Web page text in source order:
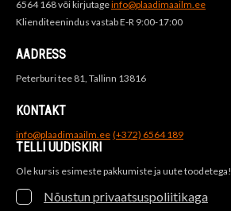
6564 168 või kirjutageinfo@plaadimaailm.ee
Klienditeenindus vastab E-R 9:00-17:00
AADRESS
Peterburi tee 81, Tallinn 13816
KONTAKT
info@plaadimaailm.ee (+372) 6564 189
TELLI UUDISKIRI
Ole kursis esimeste pakkumiste ja uute toodetega!
Nõustun privaatsuspoliitikaga